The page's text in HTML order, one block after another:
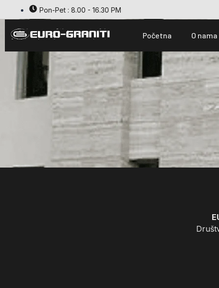
Pon-Pet : 8.00 - 16.30 PM
Početna O nama